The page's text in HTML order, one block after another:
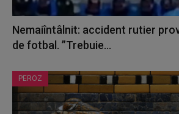
Nemaiîntâlnit: accident rutier
de fotbal. ”Trebuie...
PEROZ